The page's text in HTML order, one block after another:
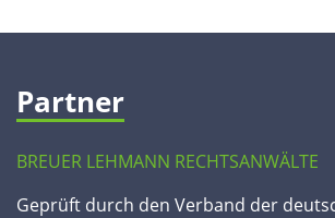
Partner
BREUER LEHMANN RECHTSANWÄLTE
Geprüft durch den Verband der